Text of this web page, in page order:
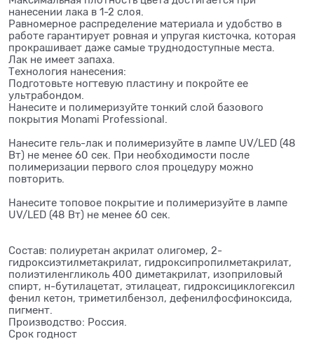
нанесении лака в 1-2 слоя.
Равномерное распределение материала и удобство в
работе гарантирует ровная и упругая кисточка, которая
прокрашивает даже самые труднодоступные места.
Лак не имеет запаха.
Технология нанесения:
Подготовьте ногтевую пластину и покройте ее
ультрабондом.
Нанесите и полимеризуйте тонкий слой базового
покрытия Monami Professional.
Нанесите гель-лак и полимеризуйте в лампе UV/LED (48
Вт) не менее 60 сек. При необходимости после
полимеризации первого слоя процедуру можно
повторить.
Нанесите топовое покрытие и полимеризуйте в лампе
UV/LED (48 Вт) не менее 60 сек.
Состав: полиуретан акрилат олигомер, 2-
гидроксиэтилметакрилат, гидроксипропилметакрилат,
полиэтиленгликоль 400 диметакрилат, изоприловый
спирт, н-бутилацетат, этилацеат, гидроксициклогексил
фенил кетон, триметилбензол, дефенилфосфиноксида,
пигмент.
Производство: Россия.
Срок годност